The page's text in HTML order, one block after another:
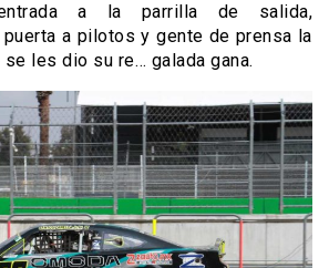
a la parrilla de salida,
a pilotos y gente de prensa la
se les dio su re… galada gana.